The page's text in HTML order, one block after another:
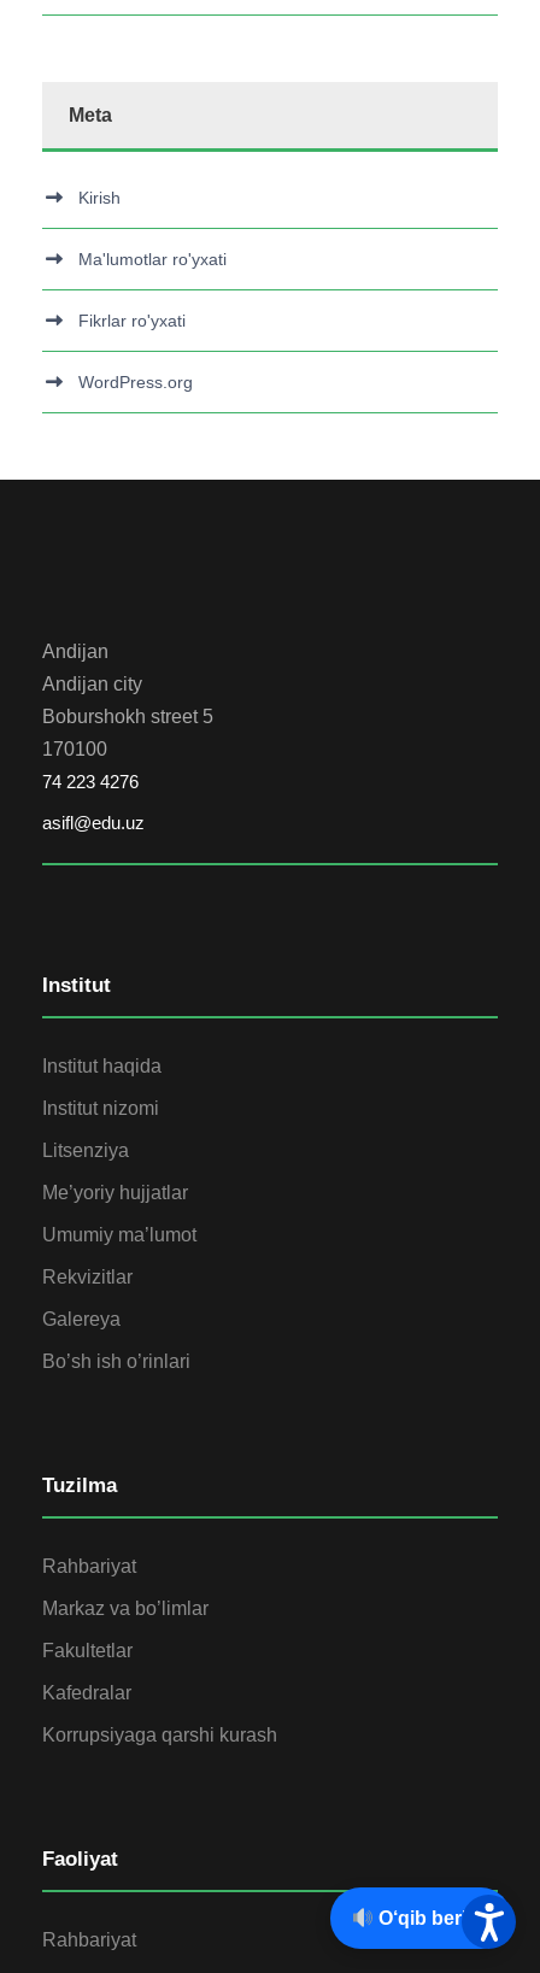
Meta
Kirish
Ma'lumotlar ro'yxati
Fikrlar ro'yxati
WordPress.org
Andijan
Andijan city
Boburshokh street 5
170100
74 223 4276
asifl@edu.uz
Institut
Institut haqida
Institut nizomi
Litsenziya
Me’yoriy hujjatlar
Umumiy ma’lumot
Rekvizitlar
Galereya
Bo’sh ish o’rinlari
Tuzilma
Rahbariyat
Markaz va bo’limlar
Fakultetlar
Kafedralar
Korrupsiyaga qarshi kurash
Faoliyat
Rahbariyat
O‘qib berish